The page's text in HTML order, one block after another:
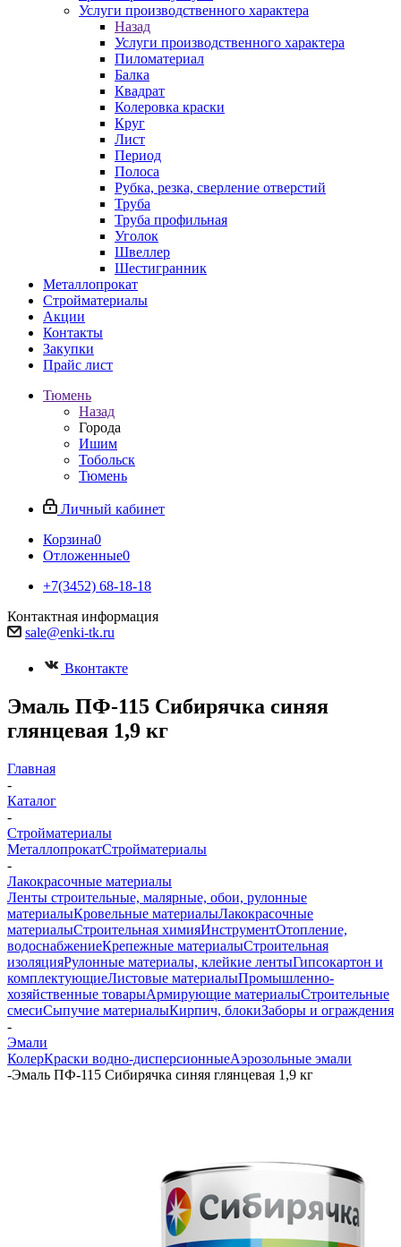
Услуги производственного характера
Назад
Услуги производственного характера
Пиломатериал
Балка
Квадрат
Колеровка краски
Круг
Лист
Период
Полоса
Рубка, резка, сверление отверстий
Труба
Труба профильная
Уголок
Швеллер
Шестигранник
Металлопрокат
Стройматериалы
Акции
Контакты
Закупки
Прайс лист
Тюмень
Назад
Города
Ишим
Тобольск
Тюмень
Личный кабинет
Корзина0
Отложенные0
+7(3452) 68-18-18
Контактная информация
sale@enki-tk.ru
Вконтакте
Эмаль ПФ-115 Сибирячка синяя
глянцевая 1,9 кг
Главная
-
Каталог
-
Стройматериалы
МеталлопрокатСтройматериалы
-
Лакокрасочные материалы
Ленты строительные, малярные, обои, рулонные
материалыКровельные материалыЛакокрасочные
материалыСтроительная химияИнструментОтопление,
водоснабжениеКрепежные материалыСтроительная
изоляцияРулонные материалы, клейкие лентыГипсокартон и
комплектующиеЛистовые материалыПромышленно-
хозяйственные товарыАрмирующие материалыСтроительные
смесиСыпучие материалыКирпич, блокиЗаборы и ограждения
-
Эмали
КолерКраски водно-дисперсионныеАэрозольные эмали
-Эмаль ПФ-115 Сибирячка синяя глянцевая 1,9 кг